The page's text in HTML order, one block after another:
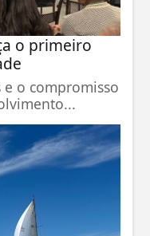
o primeiro
o compromisso